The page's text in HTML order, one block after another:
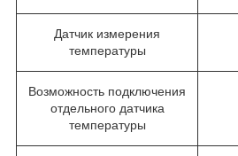
Датчик измерения
температуры
Возможность подключения
отдельного датчика
температуры